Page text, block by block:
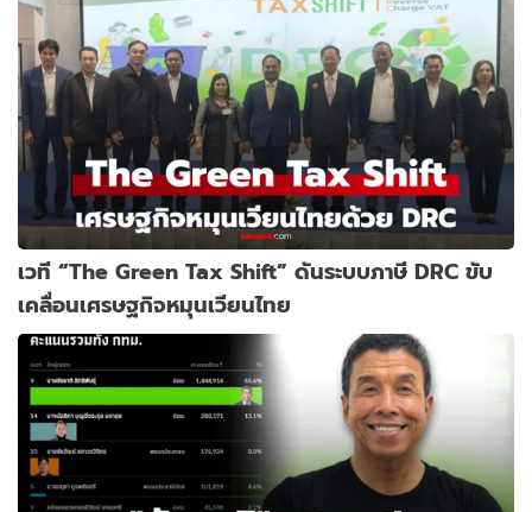
เวที “The Green Tax Shift” ดันระบบภาษี DRC ขับ
เคลื่อนเศรษฐกิจหมุนเวียนไทย